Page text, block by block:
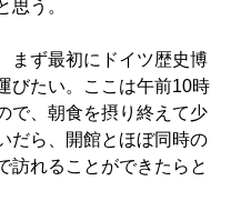
思う。
まず最初にドイツ歴史博
びたい。ここは午前10時
で、朝食を摂り終えて少
だら、開館とほぼ同時の
訪れることができたらと